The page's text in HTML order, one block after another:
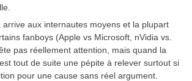
arrive aux internautes moyens et la plupart
fanboys (Apple vs Microsoft, nVidia vs.
pas réellement attention, mais quand la
tout de suite une pépite à relever surtout si
pour une cause sans réel argument.